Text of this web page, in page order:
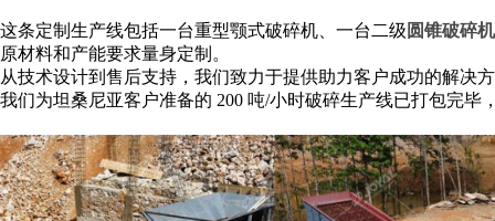
这条定制生产线包括一台重型颚式破碎机、一台二级 圆锥破碎机
原材料和产能要求量身定制。
从技术设计到售后支持，我们致力于提供助力客户成功的解决
我们为坦桑尼亚客户准备的 200 吨/小时破碎生产线已打包完